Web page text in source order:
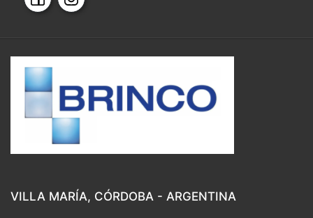
VILLA MARÍA, CÓRDOBA - ARGENTINA